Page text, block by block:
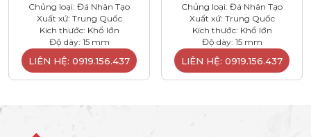
Chủng loại: Đá Nhân Tạo
Xuất xứ: Trung Quốc
Kích thước: Khổ lớn
Độ dày: 15 mm
LIÊN HỆ: 0919.156.437
Chủng loại: Đá Nhân Tạo
Xuất xứ: Trung Quốc
Kích thước: Khổ lớn
Độ dày: 15 mm
LIÊN HỆ: 0919.156.437